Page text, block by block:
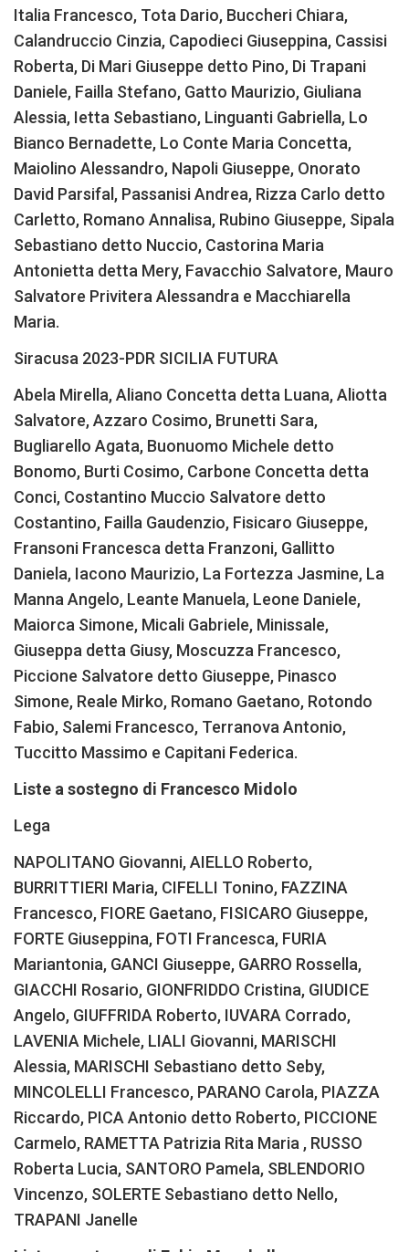
Italia Francesco, Tota Dario, Buccheri Chiara,
Calandruccio Cinzia, Capodieci Giuseppina, Cassisi
Roberta, Di Mari Giuseppe detto Pino, Di Trapani
Daniele, Failla Stefano, Gatto Maurizio, Giuliana
Alessia, Ietta Sebastiano, Linguanti Gabriella, Lo
Bianco Bernadette, Lo Conte Maria Concetta,
Maiolino Alessandro, Napoli Giuseppe, Onorato
David Parsifal, Passanisi Andrea, Rizza Carlo detto
Carletto, Romano Annalisa, Rubino Giuseppe, Sipala
Sebastiano detto Nuccio, Castorina Maria
Antonietta detta Mery, Favacchio Salvatore, Mauro
Salvatore Privitera Alessandra e Macchiarella
Maria.
Siracusa 2023-PDR SICILIA FUTURA
Abela Mirella, Aliano Concetta detta Luana, Aliotta
Salvatore, Azzaro Cosimo, Brunetti Sara,
Bugliarello Agata, Buonuomo Michele detto
Bonomo, Burti Cosimo, Carbone Concetta detta
Conci, Costantino Muccio Salvatore detto
Costantino, Failla Gaudenzio, Fisicaro Giuseppe,
Fransoni Francesca detta Franzoni, Gallitto
Daniela, Iacono Maurizio, La Fortezza Jasmine, La
Manna Angelo, Leante Manuela, Leone Daniele,
Maiorca Simone, Micali Gabriele, Minissale,
Giuseppa detta Giusy, Moscuzza Francesco,
Piccione Salvatore detto Giuseppe, Pinasco
Simone, Reale Mirko, Romano Gaetano, Rotondo
Fabio, Salemi Francesco, Terranova Antonio,
Tuccitto Massimo e Capitani Federica.
Liste a sostegno di Francesco Midolo
Lega
NAPOLITANO Giovanni, AIELLO Roberto,
BURRITTIERI Maria, CIFELLI Tonino, FAZZINA
Francesco, FIORE Gaetano, FISICARO Giuseppe,
FORTE Giuseppina, FOTI Francesca, FURIA
Mariantonia, GANCI Giuseppe, GARRO Rossella,
GIACCHI Rosario, GIONFRIDDO Cristina, GIUDICE
Angelo, GIUFFRIDA Roberto, IUVARA Corrado,
LAVENIA Michele, LIALI Giovanni, MARISCHI
Alessia, MARISCHI Sebastiano detto Seby,
MINCOLELLI Francesco, PARANO Carola, PIAZZA
Riccardo, PICA Antonio detto Roberto, PICCIONE
Carmelo, RAMETTA Patrizia Rita Maria , RUSSO
Roberta Lucia, SANTORO Pamela, SBLENDORIO
Vincenzo, SOLERTE Sebastiano detto Nello,
TRAPANI Janelle